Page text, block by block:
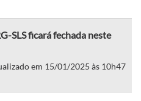
SLS ficará fechada neste
em 15/01/2025 às 10h47